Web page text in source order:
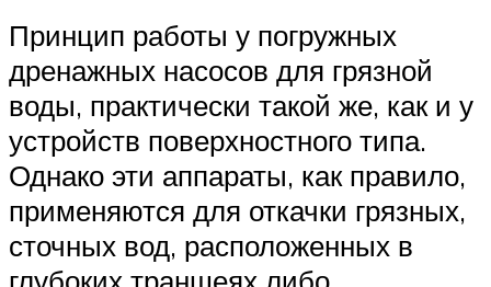
Принцип работы у погружных
дренажных насосов для грязной
воды, практически такой же, как и у
устройств поверхностного типа.
Однако эти аппараты, как правило,
применяются для откачки грязных,
сточных вод, расположенных в